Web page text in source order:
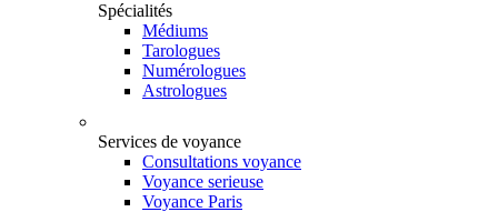
Spécialités
Médiums
Tarologues
Numérologues
Astrologues
Services de voyance
Consultations voyance
Voyance serieuse
Voyance Paris